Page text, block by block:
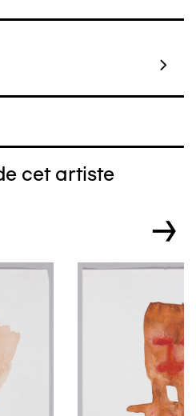
cet artiste
→